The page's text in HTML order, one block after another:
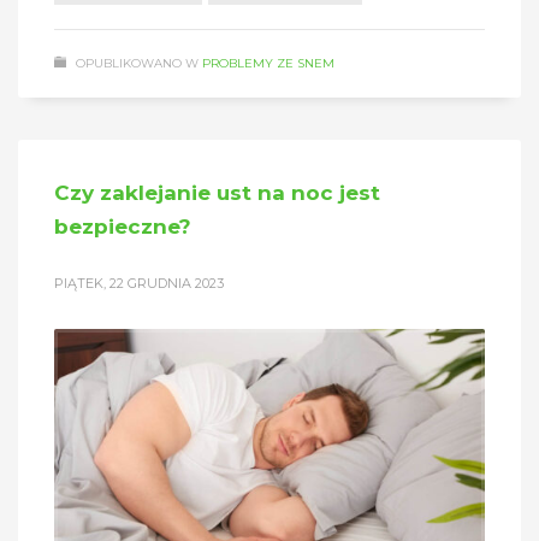
OPUBLIKOWANO W PROBLEMY ZE SNEM
Czy zaklejanie ust na noc jest
bezpieczne?
PIĄTEK, 22 GRUDNIA 2023